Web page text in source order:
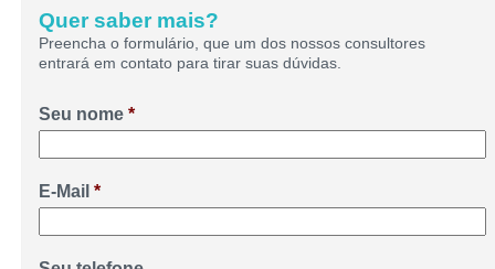
Quer saber mais?
Preencha o formulário, que um dos nossos consultores
entrará em contato para tirar suas dúvidas.
Seu nome *
E-Mail *